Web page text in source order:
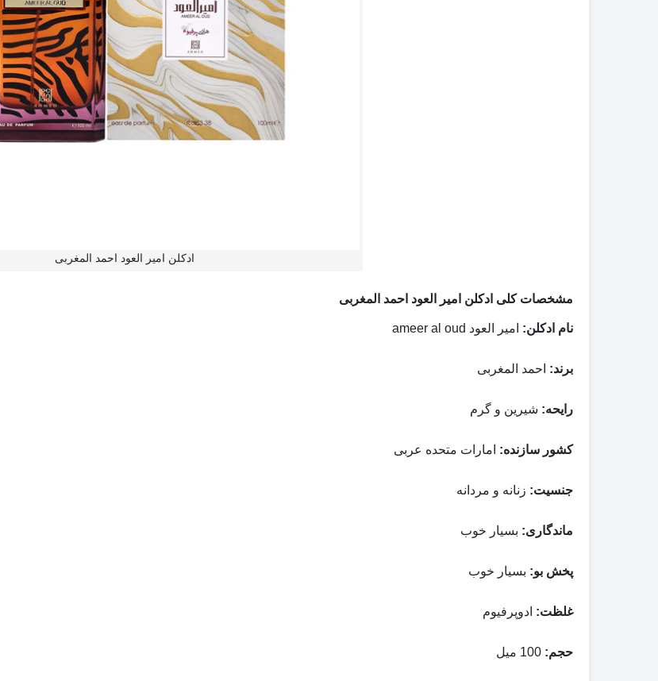
ادکلن امیر العود احمد المغربی
مشخصات کلی ادکلن امیر العود احمد المغربی
نام ادکلن: امیر العود ameer al oud
برند: احمد المغربی
رایحه: شیرین و گرم
کشور سازنده: امارات متحده عربی
جنسیت: زنانه و مردانه
ماندگاری: بسیار خوب
پخش بو: بسیار خوب
غلظت: ادوپرفیوم
حجم: